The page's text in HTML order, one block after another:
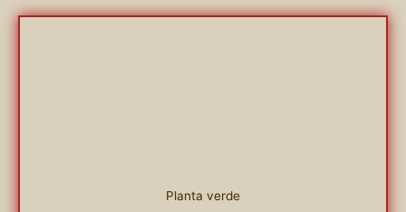
Planta verde